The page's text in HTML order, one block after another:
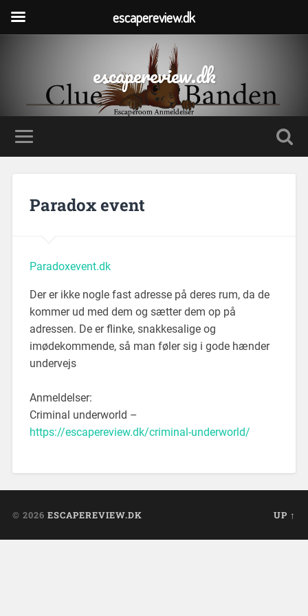
escapereview.dk
Paradox event
Paradoxevent.dk
Der er ikke nogle fast adresse på deres rum, da de
kommer ud med dem og sætter dem op på
adressen. De er flinke, snakkesalige og
imødekommende, så man føler sig i gode hænder
undervejs
Anmeldelser:
Criminal underworld –
https://escapereview.dk/criminal-underworld/
© 2026 ESCAPEREVIEW.DK UP ↑
escapereview.dk